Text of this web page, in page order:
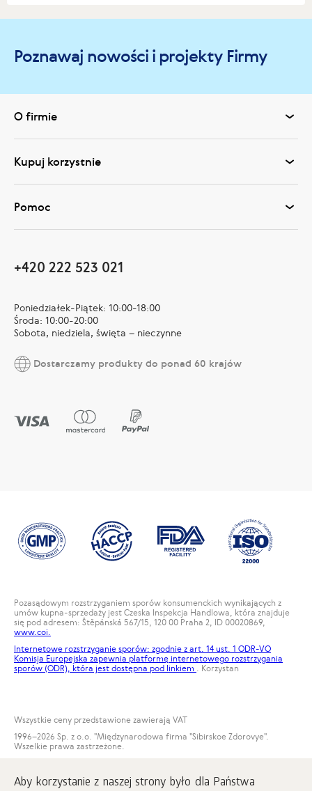
Aby korzystanie z naszej strony było dla Państwa
Poznawaj nowości i projekty Firmy
O firmie
Kupuj korzystnie
Pomoc
+420 222 523 021
Poniedziałek-Piątek: 10:00-18:00
Środa: 10:00-20:00
Sobota, niedziela, święta – nieczynne
Dostarczamy produkty do ponad 60 krajów
Pozasądowym rozstrzyganiem sporów konsumenckich wynikających z
umów kupna-sprzedaży jest Czeska Inspekcja Handlowa, która znajduje
się pod adresem: Štěpánská 567/15, 120 00 Praha 2, ID 00020869,
www.coi.
Internetowe rozstrzyganie sporów: zgodnie z art. 14 ust. 1 ODR-VO
Komisja Europejska zapewnia platformę internetowego rozstrzygania
sporów (ODR), która jest dostępna pod linkiem . Korzystan
Wszystkie ceny przedstawione zawierają VAT
1996–2026 Sp. z o.o. "Międzynarodowa firma "Sibirskoe Zdorovye".
Wszelkie prawa zastrzeżone.
www.siberianwellness.com.